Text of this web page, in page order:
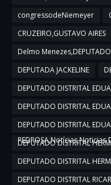
congressodeNiemeyer
CRUZEIRO,GUSTAVO AIRES
Delmo Menezes,DEPUTADO
DEPUTADA JACKELINE
DEPUTADO DISTRITAL
DEPUTADO DISTRITAL
DEPUTADO DISTRITAL
PEDROSA,Notícias,Noticias
DEPUTADO DISTRITAL
DEPUTADO DISTRITAL
DEPUTADO DISTRITAL